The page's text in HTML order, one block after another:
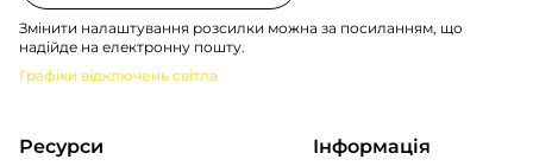
Змінити налаштування розсилки можна за посиланням, що
надійде на електронну пошту.
Графіки відключень світла
Ресурси Інформація